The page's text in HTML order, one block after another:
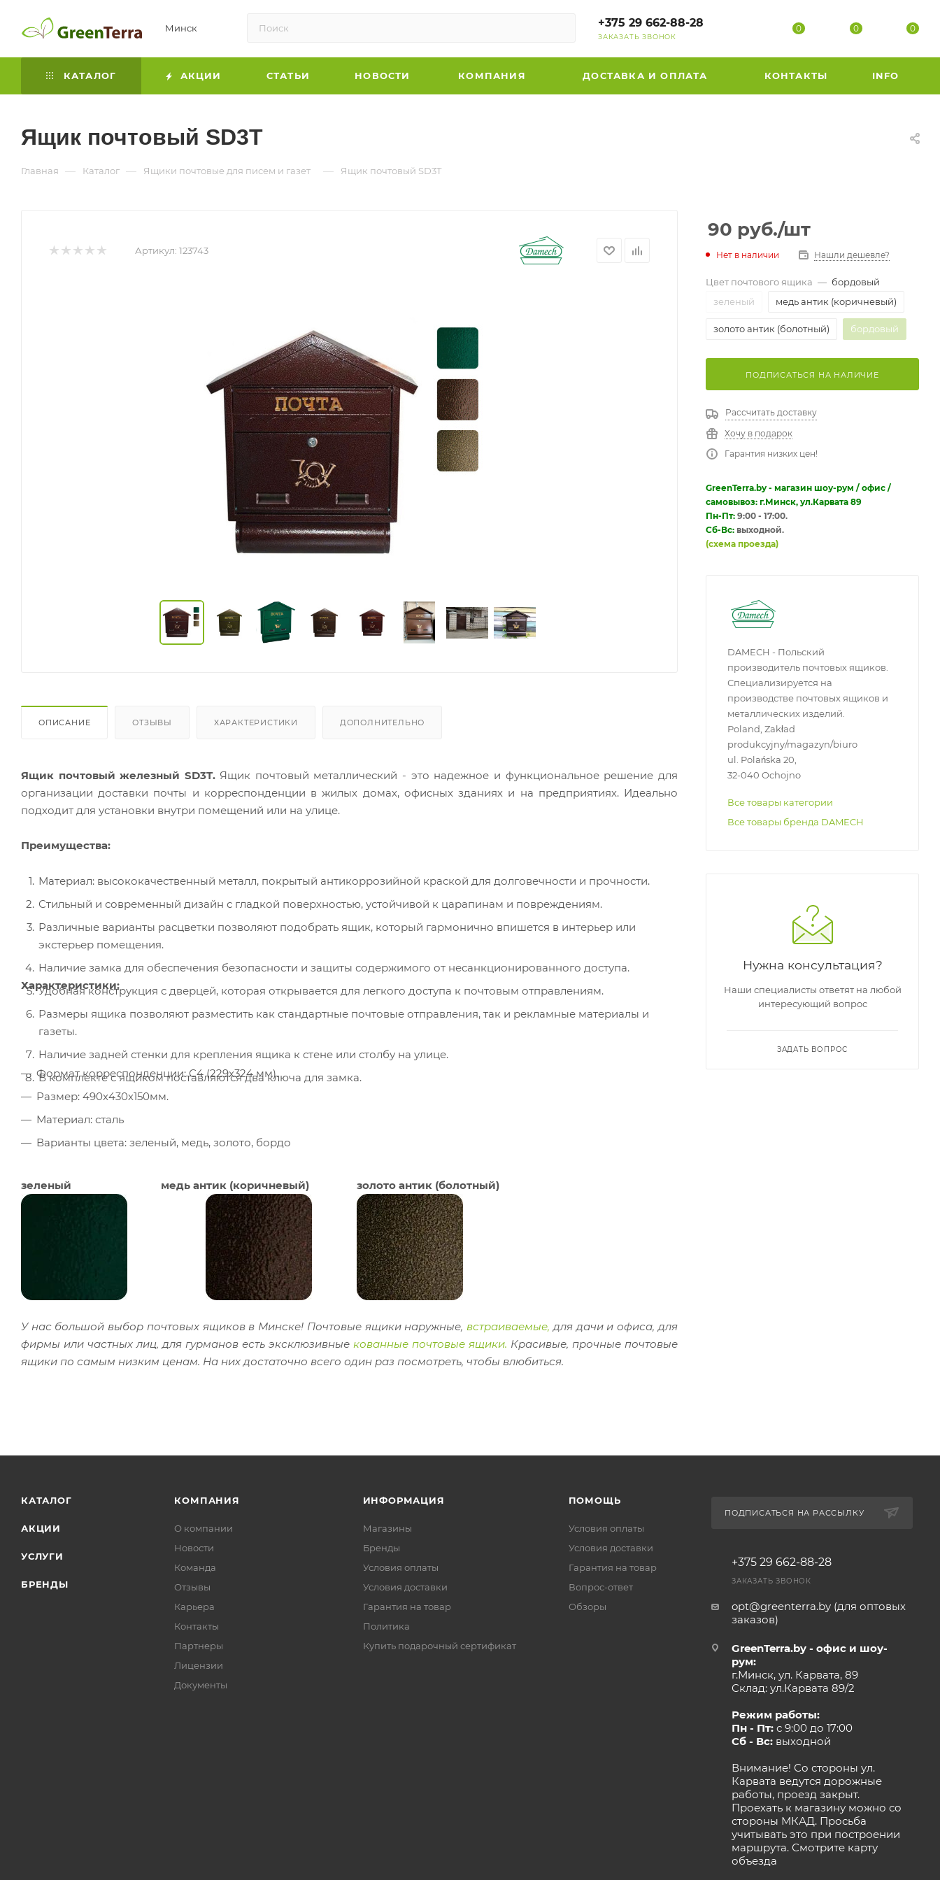
Минск +375 29 662-88-28
ЗАКАЗАТЬ ЗВОНОК
0 0 0
КАТАЛОГ АКЦИИ СТАТЬИ НОВОСТИ КОМПАНИЯ ДОСТАВКА И ОПЛАТА КОНТАКТЫ INFO
Ящик почтовый SD3T
Главная — Каталог — Ящики почтовые для писем и газет — Ящик почтовый SD3T
Артикул: 123743
ОПИСАНИЕ ОТЗЫВЫ ХАРАКТЕРИСТИКИ ДОПОЛНИТЕЛЬНО
Ящик почтовый железный SD3T. Ящик почтовый металлический - это надежное и функциональное решение для
организации доставки почты и корреспонденции в жилых домах, офисных зданиях и на предприятиях. Идеально
подходит для установки внутри помещений или на улице.
Преимущества:
Материал: высококачественный металл, покрытый антикоррозийной краской для долговечности и прочности.
Стильный и современный дизайн с гладкой поверхностью, устойчивой к царапинам и повреждениям.
Различные варианты расцветки позволяют подобрать ящик, который гармонично впишется в интерьер или
экстерьер помещения.
Наличие замка для обеспечения безопасности и защиты содержимого от несанкционированного доступа.
Удобная конструкция с дверцей, которая открывается для легкого доступа к почтовым отправлениям.
Размеры ящика позволяют разместить как стандартные почтовые отправления, так и рекламные материалы и
газеты.
Наличие задней стенки для крепления ящика к стене или столбу на улице.
В комплекте с ящиком поставляются два ключа для замка.
Характеристики:
Формат корреспонденции: С4 (229х324 мм).
Размер: 490х430х150мм.
Материал: сталь
Варианты цвета: зеленый, медь, золото, бордо
зеленый медь антик (коричневый) золото антик (болотный)
У нас большой выбор почтовых ящиков в Минске! Почтовые ящики наружные, встраиваемые, для дачи и офиса, для
фирмы или частных лиц, для гурманов есть эксклюзивные кованные почтовые ящики. Красивые, прочные почтовые
ящики по самым низким ценам. На них достаточно всего один раз посмотреть, чтобы влюбиться.
90 руб./шт
Нет в наличии Нашли дешевле?
Цвет почтового ящика — бордовый
зеленый
медь антик (коричневый)
золото антик (болотный) бордовый
ПОДПИСАТЬСЯ НА НАЛИЧИЕ
Рассчитать доставку
Хочу в подарок
Гарантия низких цен!
GreenTerra.by - магазин шоу-рум / офис /
самовывоз: г.Минск, ул.Карвата 89
Пн-Пт: 9:00 - 17:00.
Сб-Вс: выходной.
(схема проезда)
DAMECH - Польский
производитель почтовых ящиков.
Специализируется на
производстве почтовых ящиков и
металлических изделий.
Poland, Zakład
produkcyjny/magazyn/biuro
ul. Polańska 20,
32-040 Ochojno
Все товары категории
Все товары бренда DAMECH
Нужна консультация?
Наши специалисты ответят на любой
интересующий вопрос
ЗАДАТЬ ВОПРОС
КАТАЛОГ
АКЦИИ
УСЛУГИ
БРЕНДЫ
КОМПАНИЯ
О компании
Новости
Команда
Отзывы
Карьера
Контакты
Партнеры
Лицензии
Документы
ИНФОРМАЦИЯ
Магазины
Бренды
Условия оплаты
Условия доставки
Гарантия на товар
Политика
Купить подарочный сертификат
ПОМОЩЬ
Условия оплаты
Условия доставки
Гарантия на товар
Вопрос-ответ
Обзоры
ПОДПИСАТЬСЯ НА РАССЫЛКУ
+375 29 662-88-28
ЗАКАЗАТЬ ЗВОНОК
opt@greenterra.by (для оптовых
заказов)
GreenTerra.by - офис и шоу-
рум:
г.Минск, ул. Карвата, 89
Склад: ул.Карвата 89/2
Режим работы:
Пн - Пт:с 9:00 до 17:00
Сб - Вс:выходной
Внимание! Со стороны ул.
Карвата ведутся дорожные
работы, проезд закрыт.
Проехать к магазину можно со
стороны МКАД. Просьба
учитывать это при построении
маршрута. Смотрите карту
объезда